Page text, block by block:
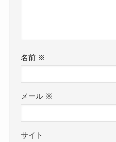
名前 ※
メール ※
サイト